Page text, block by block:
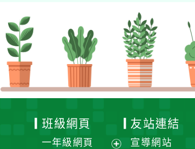
班級網頁
一年級網頁
友站連結
宣導網站